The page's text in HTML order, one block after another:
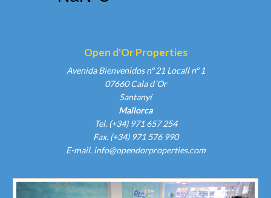
Open d'Or Properties
Avenida Bienvenidos nº 21 Locall nº 1
07660 Cala d´Or
Santanyí
Mallorca
Tel. (+34) 971 657 254
Fax. (+34) 971 576 990
E-mail. info@opendorproperties.com